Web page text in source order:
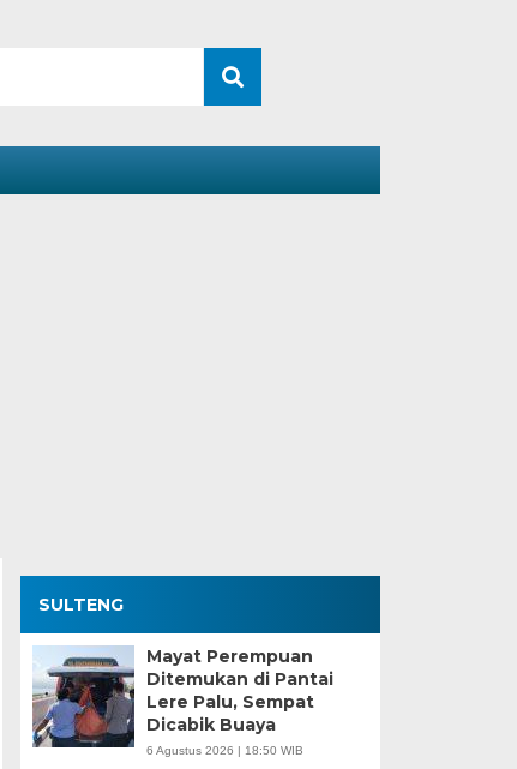
SULTENG
Mayat Perempuan
Ditemukan di Pantai
Lere Palu, Sempat
Dicabik Buaya
6 Agustus 2026 | 18:50 WIB